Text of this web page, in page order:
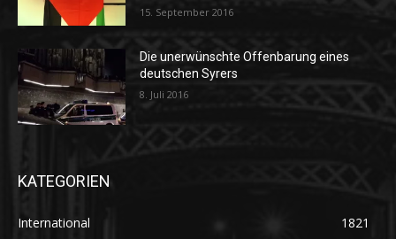
15. September 2016
Die unerwünschte Offenbarung eines
deutschen Syrers
8. Juli 2016
KATEGORIEN
International
1821